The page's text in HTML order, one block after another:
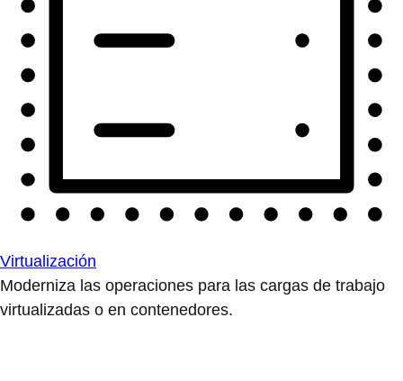
Virtualización
Moderniza las operaciones para las cargas de trabajo
virtualizadas o en contenedores.